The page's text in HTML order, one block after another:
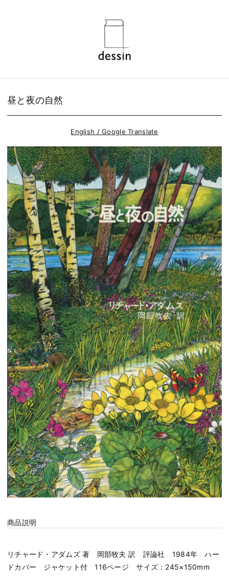
昼と夜の自然
English / Google Translate
商品説明
リチャード・アダムズ 著 岡部牧夫 訳 評論社 1984年 ハー
ドカバー ジャケット付 116ページ サイズ：245×150mm